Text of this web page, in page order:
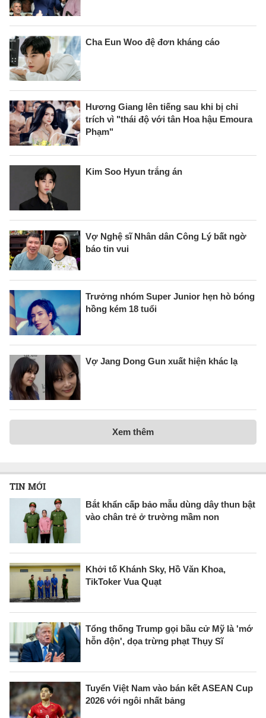
Cha Eun Woo đệ đơn kháng cáo
Hương Giang lên tiếng sau khi bị chỉ
trích vì "thái độ với tân Hoa hậu Emoura
Phạm"
Kim Soo Hyun trắng án
Vợ Nghệ sĩ Nhân dân Công Lý bất ngờ
báo tin vui
Trưởng nhóm Super Junior hẹn hò bóng
hồng kém 18 tuổi
Vợ Jang Dong Gun xuất hiện khác lạ
Xem thêm
TIN MỚI
Bắt khẩn cấp bảo mẫu dùng dây thun bật
vào chân trẻ ở trường mầm non
Khởi tố Khánh Sky, Hồ Văn Khoa,
TikToker Vua Quạt
Tổng thống Trump gọi bầu cử Mỹ là 'mớ
hỗn độn', dọa trừng phạt Thụy Sĩ
Tuyển Việt Nam vào bán kết ASEAN Cup
2026 với ngôi nhất bảng